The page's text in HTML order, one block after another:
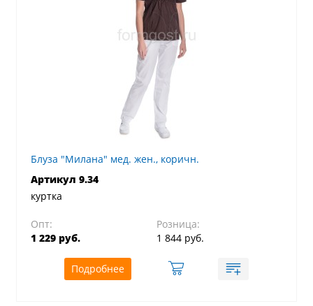
Блуза "Милана" мед. жен., коричн.
Артикул 9.34
куртка
Опт:
1 229 руб.
Розница:
1 844 руб.
Подробнее